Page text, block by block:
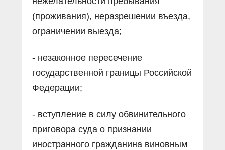
(проживания), неразрешении въезда,
ограничении выезда;
- незаконное пересечение
государственной границы Российской
Федерации;
- вступление в силу обвинительного
приговора суда о признании
иностранного гражданина виновным